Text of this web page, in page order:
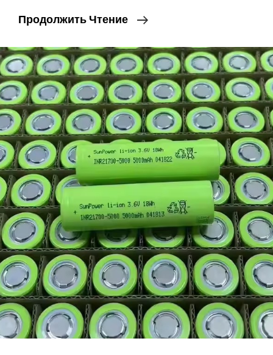
Продолжить Чтение
Литий-
Аккумулятор
Хорошего
Качества
10000mAh
10Ah
26650
11.1v
12V
Аккумуляторная
Батарея
Перезаряжаемая
Литий-
Ионная
Батарея
26650